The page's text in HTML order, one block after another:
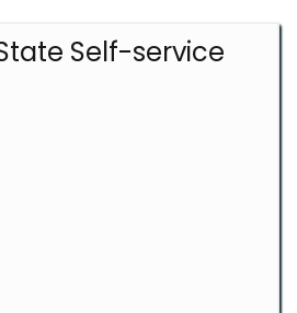
Self-service